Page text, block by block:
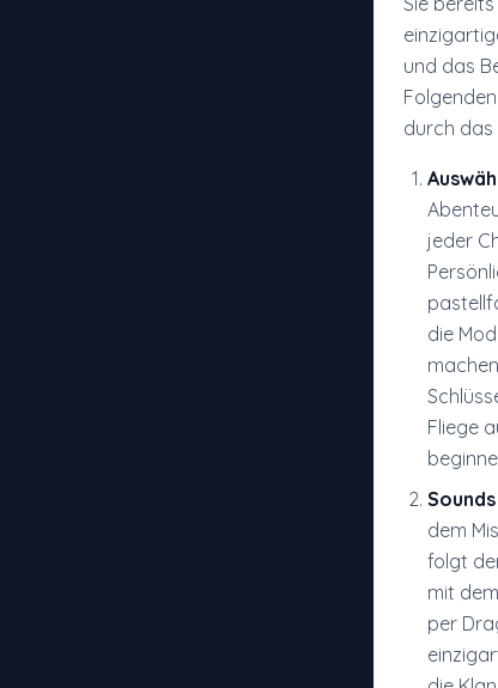
und das
durch das
jeder
die
Fliege
dem
folgt
mit
per